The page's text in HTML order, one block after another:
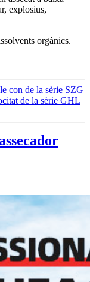
explosius,
orgànics.
con de la sèrie SZG
de la sèrie GHL